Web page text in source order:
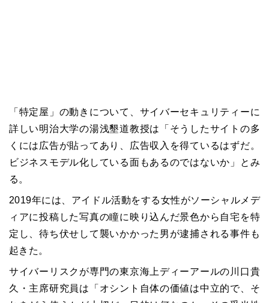
「特定屋」の動きについて、サイバーセキュリティーに
詳しい明治大学の湯浅墾道教授は「そうしたサイトの多
くには広告が貼ってあり、広告収入を得ているはずだ。
ビジネスモデル化している面もあるのではないか」とみ
る。
2019年には、アイドル活動をする女性がソーシャルメデ
ィアに投稿した写真の瞳に映り込んだ景色から自宅を特
定し、待ち伏せして襲いかかった男が逮捕される事件も
起きた。
サイバーリスクが専門の東京海上ディーアールの川口貴
久・主席研究員は「オシント自体の価値は中立的で、そ